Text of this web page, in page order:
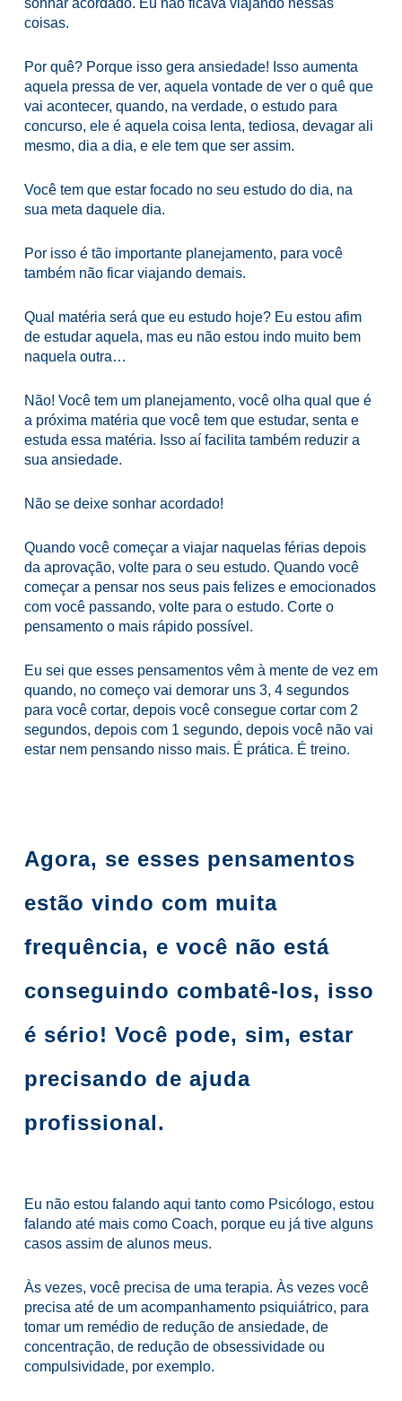
coisas.
Por quê? Porque isso gera ansiedade! Isso aumenta
aquela pressa de ver, aquela vontade de ver o quê que
vai acontecer, quando, na verdade, o estudo para
concurso, ele é aquela coisa lenta, tediosa, devagar ali
mesmo, dia a dia, e ele tem que ser assim.
Você tem que estar focado no seu estudo do dia, na
sua meta daquele dia.
Por isso é tão importante planejamento, para você
também não ficar viajando demais.
Qual matéria será que eu estudo hoje? Eu estou afim
de estudar aquela, mas eu não estou indo muito bem
naquela outra…
Não! Você tem um planejamento, você olha qual que é
a próxima matéria que você tem que estudar, senta e
estuda essa matéria. Isso aí facilita também reduzir a
sua ansiedade.
Não se deixe sonhar acordado!
Quando você começar a viajar naquelas férias depois
da aprovação, volte para o seu estudo. Quando você
começar a pensar nos seus pais felizes e emocionados
com você passando, volte para o estudo. Corte o
pensamento o mais rápido possível.
Eu sei que esses pensamentos vêm à mente de vez em
quando, no começo vai demorar uns 3, 4 segundos
para você cortar, depois você consegue cortar com 2
segundos, depois com 1 segundo, depois você não vai
estar nem pensando nisso mais. É prática. É treino.
Agora, se esses pensamentos
estão vindo com muita
frequência, e você não está
conseguindo combatê-los, isso
é sério! Você pode, sim, estar
precisando de ajuda
profissional.
Eu não estou falando aqui tanto como Psicólogo, estou
falando até mais como Coach, porque eu já tive alguns
casos assim de alunos meus.
Às vezes, você precisa de uma terapia. Às vezes você
precisa até de um acompanhamento psiquiátrico, para
tomar um remédio de redução de ansiedade, de
concentração, de redução de obsessividade ou
compulsividade, por exemplo.